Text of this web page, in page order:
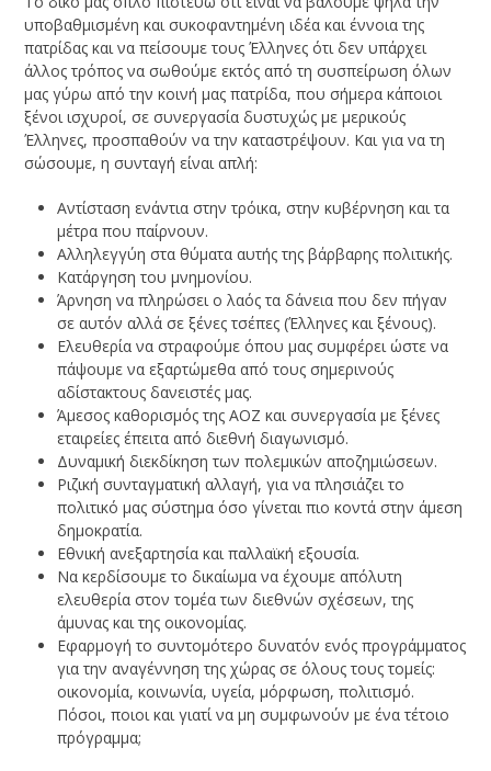
υποβαθμισμένη και συκοφαντημένη ιδέα και έννοια της
πατρίδας και να πείσουμε τους Έλληνες ότι δεν υπάρχει
άλλος τρόπος να σωθούμε εκτός από τη συσπείρωση όλων
μας γύρω από την κοινή μας πατρίδα, που σήμερα κάποιοι
ξένοι ισχυροί, σε συνεργασία δυστυχώς με μερικούς
Έλληνες, προσπαθούν να την καταστρέψουν. Και για να τη
σώσουμε, η συνταγή είναι απλή:
Αντίσταση ενάντια στην τρόικα, στην κυβέρνηση και τα
μέτρα που παίρνουν.
Αλληλεγγύη στα θύματα αυτής της βάρβαρης πολιτικής.
Κατάργηση του μνημονίου.
Άρνηση να πληρώσει ο λαός τα δάνεια που δεν πήγαν
σε αυτόν αλλά σε ξένες τσέπες (Έλληνες και ξένους).
Ελευθερία να στραφούμε όπου μας συμφέρει ώστε να
πάψουμε να εξαρτώμεθα από τους σημερινούς
αδίστακτους δανειστές μας.
Άμεσος καθορισμός της ΑΟΖ και συνεργασία με ξένες
εταιρείες έπειτα από διεθνή διαγωνισμό.
Δυναμική διεκδίκηση των πολεμικών αποζημιώσεων.
Ριζική συνταγματική αλλαγή, για να πλησιάζει το
πολιτικό μας σύστημα όσο γίνεται πιο κοντά στην άμεση
δημοκρατία.
Εθνική ανεξαρτησία και παλλαϊκή εξουσία.
Να κερδίσουμε το δικαίωμα να έχουμε απόλυτη
ελευθερία στον τομέα των διεθνών σχέσεων, της
άμυνας και της οικονομίας.
Εφαρμογή το συντομότερο δυνατόν ενός προγράμματος
για την αναγέννηση της χώρας σε όλους τους τομείς:
οικονομία, κοινωνία, υγεία, μόρφωση, πολιτισμό.
Πόσοι, ποιοι και γιατί να μη συμφωνούν με ένα τέτοιο
πρόγραμμα;